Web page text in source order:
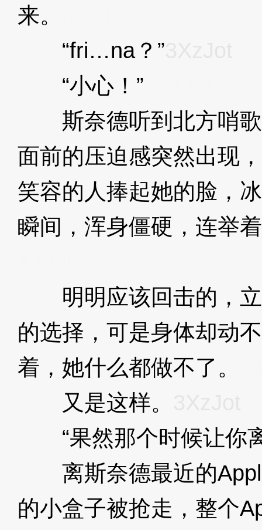
来。
“fri…na？”
“小心！”
斯奈德听到北方哨歌
面前的压迫感突然出现
笑容的人捧起她的脸，
瞬间，浑身僵硬，连举
明明应该回击的，立
的选择，可是身体却动
着，她什么都做不了。
又是这样。
“果然那个时候让你
离斯奈德最近的
的小盒子被抢走，整个